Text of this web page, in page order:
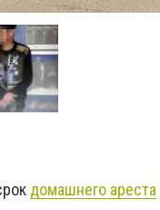
домашнего ареста